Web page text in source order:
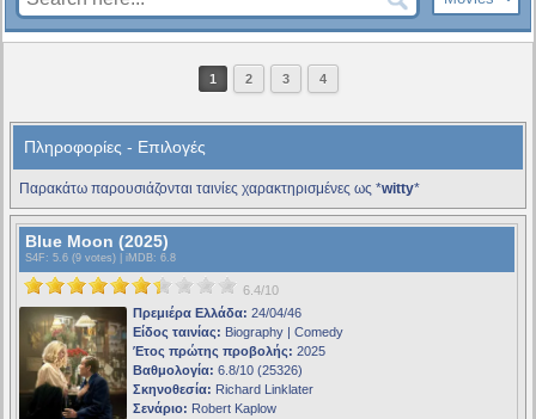
1 2 3 4
Πληροφορίες - Επιλογές
Παρακάτω παρουσιάζονται ταινίες χαρακτηρισμένες ως *witty*
Blue Moon (2025)
S4F : 5.6 (9 votes) | iMDB: 6.8
6.4/10
Πρεμιέρα Ελλάδα: 24/04/46
Είδος ταινίας: Biography | Comedy
Έτος πρώτης προβολής: 2025
Βαθμολογία: 6.8/10 (25326)
Σκηνοθεσία: Richard Linklater
Σενάριο: Robert Kaplow